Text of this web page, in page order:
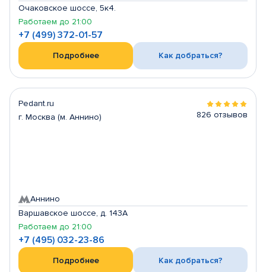
Очаковское шоссе, 5к4.
Работаем до 21:00
+7 (499) 372-01-57
Подробнее Как добраться?
Pedant.ru
г. Москва (м. Аннино)
826 отзывов
Аннино
Варшавское шоссе, д. 143А
Работаем до 21:00
+7 (495) 032-23-86
Подробнее Как добраться?